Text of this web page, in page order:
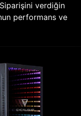
verdiğin
performans ve